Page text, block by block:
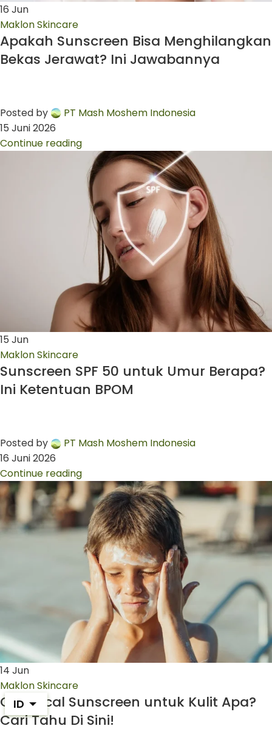
16 Jun
Maklon Skincare
Apakah Sunscreen Bisa Menghilangkan
Bekas Jerawat? Ini Jawabannya
Posted by
PT Mash Moshem Indonesia
15 Juni 2026
Continue reading
15 Jun
Maklon Skincare
Sunscreen SPF 50 untuk Umur Berapa?
Ini Ketentuan BPOM
Posted by
PT Mash Moshem Indonesia
16 Juni 2026
Continue reading
14 Jun
Maklon Skincare
Chemical Sunscreen untuk Kulit Apa?
Cari Tahu Di Sini!
ID